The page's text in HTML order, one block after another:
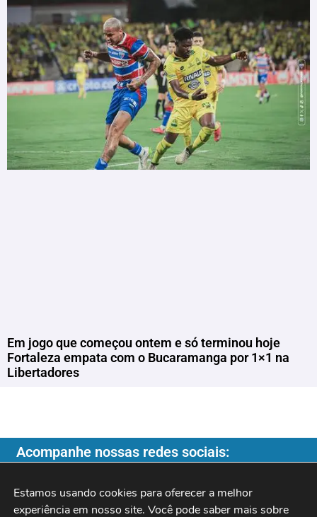
Em jogo que começou ontem e só terminou hoje
Fortaleza empata com o Bucaramanga por 1×1 na
Libertadores
Acompanhe nossas redes sociais:
Estamos usando cookies para oferecer a melhor
experiência em nosso site. Você pode saber mais sobre